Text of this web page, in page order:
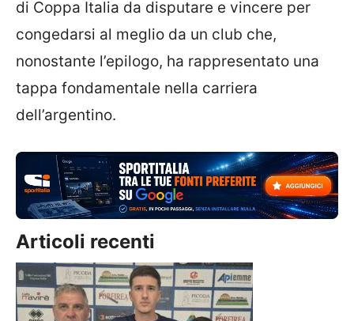
di Coppa Italia da disputare e vincere per
congedarsi al meglio da un club che,
nonostante l’epilogo, ha rappresentato una
tappa fondamentale nella carriera
dell’argentino.
Articoli recenti